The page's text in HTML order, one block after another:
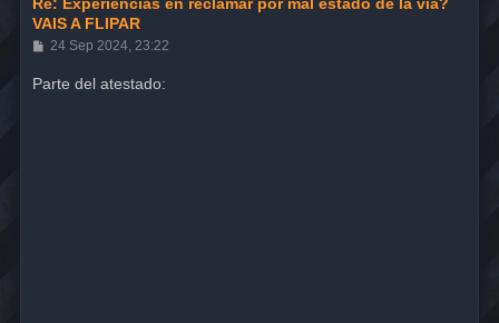
VAIS A FLIPAR
M
s
24 Sep 2024, 23:22
Parte del atestado: